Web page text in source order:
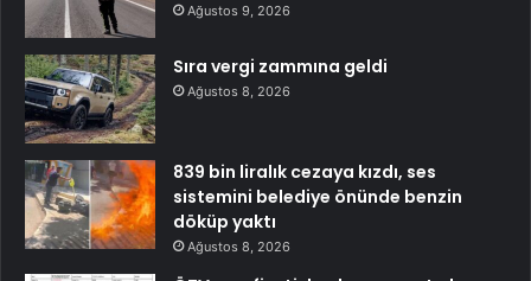
Ağustos 9, 2026
Sıra vergi zammına geldi
Ağustos 8, 2026
839 bin liralık cezaya kızdı, ses
sistemini belediye önünde benzin
döküp yaktı
Ağustos 8, 2026